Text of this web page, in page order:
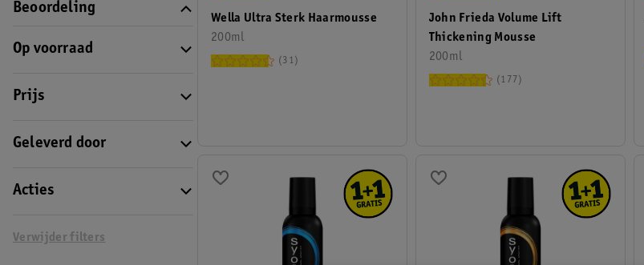
Beoordeling
Op voorraad
Prijs
Geleverd door
Acties
Verwijder filters
Wella Ultra Sterk Haarmousse
200ml
31
John Frieda Volume Lift
Thickening Mousse
200ml
177